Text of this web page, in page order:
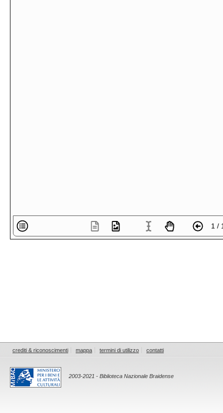
1 /
crediti & riconoscimenti mappa termini di utilizzo contatti
2003-2021 - Biblioteca Nazionale Braidense